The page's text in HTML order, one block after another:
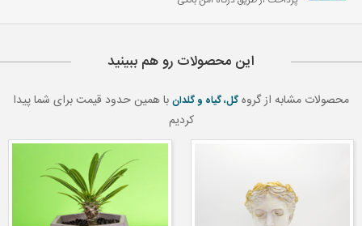
این محصولات رو هم ببینید
محصولات مشابه از گروه گل، گیاه و گلدان با همین حدود قیمت برای شما پیدا
کردیم